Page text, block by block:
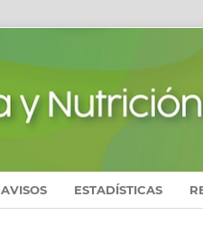
AVISOS ESTADÍSTICAS